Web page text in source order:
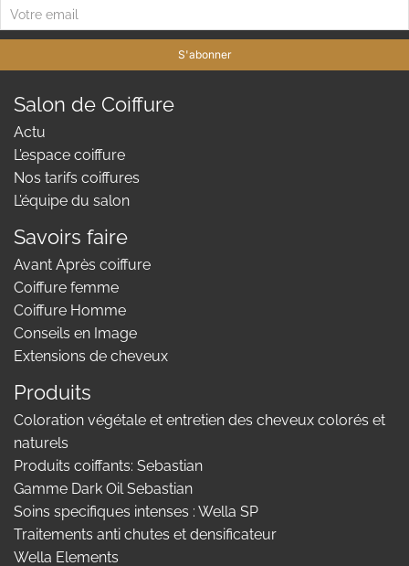
S'abonner
Salon de Coiffure
Actu
L’espace coiffure
Nos tarifs coiffures
L’équipe du salon
Savoirs faire
Avant Après coiffure
Coiffure femme
Coiffure Homme
Conseils en Image
Extensions de cheveux
Produits
Coloration végétale et entretien des cheveux colorés et
naturels
Produits coiffants: Sebastian
Gamme Dark Oil Sebastian
Soins specifiques intenses : Wella SP
Traitements anti chutes et densificateur
Wella Elements